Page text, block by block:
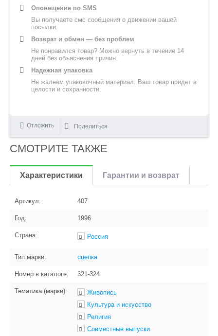
Оповещение по SMS
Вы получаете смс сообщения о движении вашей
посылки.
Возврат и обмен — без проблем
Не понравился товар? Можно вернуть в течение 14
дней без объяснения причин.
Надежная упаковка
Не жалеем упаковочный материал. Ваш товар придет в
целости и сохранности.
Отложить Поделиться
СМОТРИТЕ ТАКЖЕ
Характеристики Гарантии и возврат
Артикул: 407
Год: 1996
Страна: Россия
Тип марки: сцепка
Номер в каталоге: 321-324
Тематика (марки):
Живопись
Культура и искусство
Религия
Совместные выпуски